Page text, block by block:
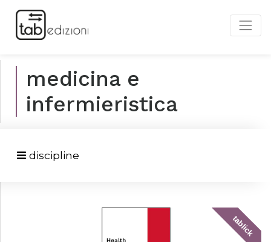
medicina e
infermieristica
discipline
tablick